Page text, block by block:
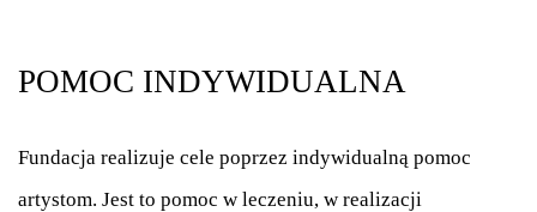
POMOC INDYWIDUALNA
Fundacja realizuje cele poprzez indywidualną pomoc
artystom. Jest to pomoc w leczeniu, w realizacji